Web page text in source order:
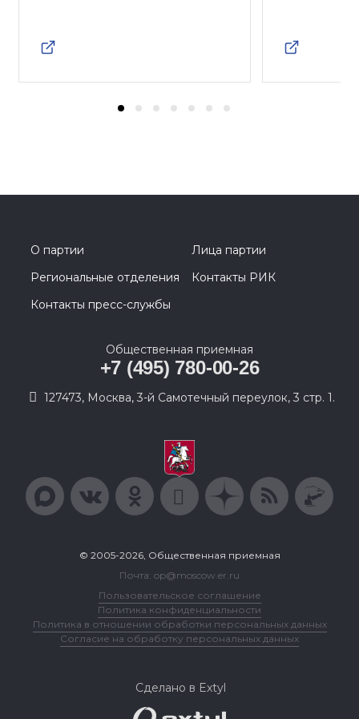
О партии
Лица партии
Региональные отделения
Контакты РИК
Контакты пресс-службы
Общественная приемная
+7 (495) 780-00-26
127473, Москва, 3-й Самотечный переулок, 3 стр. 1.
© 2005-2026, Общественная приемная
Почта: op@moscow.er.ru
Пользовательское соглашение
Политика конфиденциальности
Политика в отношении обработки персональных данных
Согласие на обработку персональных данных
Сделано в Extyl